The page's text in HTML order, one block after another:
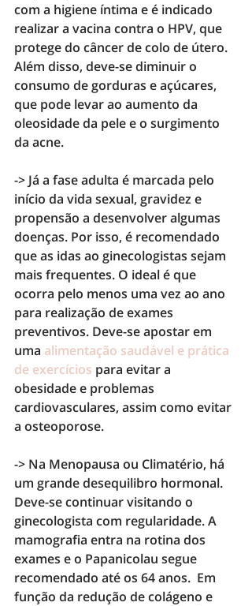
com a higiene íntima e é indicado
realizar a vacina contra o HPV, que
protege do câncer de colo de útero.
Além disso, deve-se diminuir o
consumo de gorduras e açúcares,
que pode levar ao aumento da
oleosidade da pele e o surgimento
da acne.
-> Já a fase adulta é marcada pelo
início da vida sexual, gravidez e
propensão a desenvolver algumas
doenças. Por isso, é recomendado
que as idas ao ginecologistas sejam
mais frequentes. O ideal é que
ocorra pelo menos uma vez ao ano
para realização de exames
preventivos. Deve-se apostar em
uma alimentação saudável e prática
de exercícios para evitar a
obesidade e problemas
cardiovasculares, assim como evitar
a osteoporose.
-> Na Menopausa ou Climatério, há
um grande desequilibro hormonal.
Deve-se continuar visitando o
ginecologista com regularidade. A
mamografia entra na rotina dos
exames e o Papanicolau segue
recomendado até os 64 anos.  Em
função da redução de colágeno e